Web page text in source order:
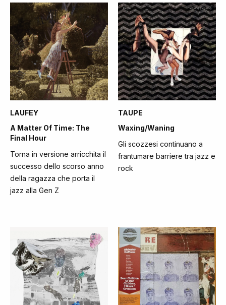
LAUFEY
A Matter Of Time: The
Final Hour
Torna in versione arricchita il
successo dello scorso anno
della ragazza che porta il
jazz alla Gen Z
TAUPE
Waxing/Waning
Gli scozzesi continuano a
frantumare barriere tra jazz e
rock